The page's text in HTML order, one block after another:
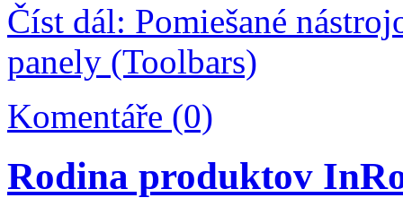
Číst dál: Pomiešané
panely (Toolbars)
Komentáře (0)
Rodina produktov